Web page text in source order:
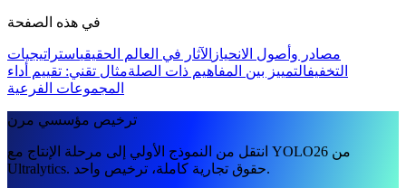
في هذه الصفحة
مصادر وأصول الانحياز الآثار في العالم الحقيقياستراتيجيات
التخفيفالتمييز بين المفاهيم ذات الصلةمثال تقني: تقييم أداء
المجموعات الفرعية
ترخيص مؤسسي مرن
انتقل من النموذج الأولي إلى مرحلة الإنتاج مع YOLO26 من
Ultralytics. حقوق تجارية كاملة، ترخيص واحد.